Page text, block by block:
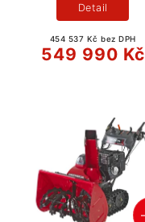
454 537 Kč bez DPH
549 990 Kč
Detail